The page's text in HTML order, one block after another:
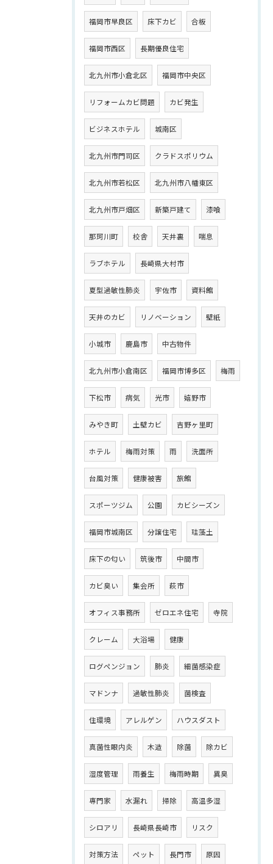
福岡市早良区 床下カビ 合板
福岡市西区 長期優良住宅
北九州市小倉北区 福岡市中央区
リフォームカビ問題 カビ発生
ビジネスホテル 城南区
北九州市門司区 クラドスポリウム
北九州市若松区 北九州市八幡東区
北九州市戸畑区 新築戸建て 漆喰
那珂川町 校舎 天井裏 喘息
ラブホテル 長崎県大村市
夏型過敏性肺炎 宇佐市 資料館
天井のカビ リノベーション 壁紙
小城市 鹿島市 中古物件
北九州市小倉南区 福岡市博多区 梅雨
下松市 病気 光市 嬉野市
みやき町 土壁カビ 吉野ヶ里町
ホテル 梅雨対策 雨 洗面所
台風対策 健康被害 旅館
スポーツジム 公園 カビシーズン
福岡市城南区 分譲住宅 珪藻土
床下の匂い 筑後市 中間市
カビ臭い 集会所 萩市
オフィス事務所 ゼロエネ住宅 寺院
クレーム 大浴場 健康
ログペンジョン 肺炎 細菌感染症
マドンナ 過敏性肺炎 菌検査
住環境 アレルゲン ハウスダスト
真菌性眼内炎 木造 除菌 除カビ
湿度管理 雨養生 梅雨時期 異臭
専門家 水漏れ 掃除 高温多湿
シロアリ 長崎県長崎市 リスク
対策方法 ペット 長門市 原因